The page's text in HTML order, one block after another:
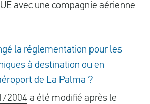
avec une compagnie aérienne
la réglementation pour les
à destination ou en
de La Palma ?
2004a été modifié après le